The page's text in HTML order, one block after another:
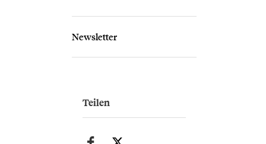
Newsletter
Teilen